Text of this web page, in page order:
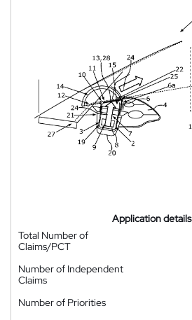
Application details
Total Number of
Claims/PCT
Number of Independent
Claims
Number of Priorities